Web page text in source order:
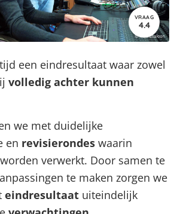
VRAAG
4.4
een eindresultaat waar zowel
volledig achter kunnen
we met duidelijke
en revisierondes waarin
verwerkt. Door samen te
te maken zorgen we
eindresultaat uiteindelijk